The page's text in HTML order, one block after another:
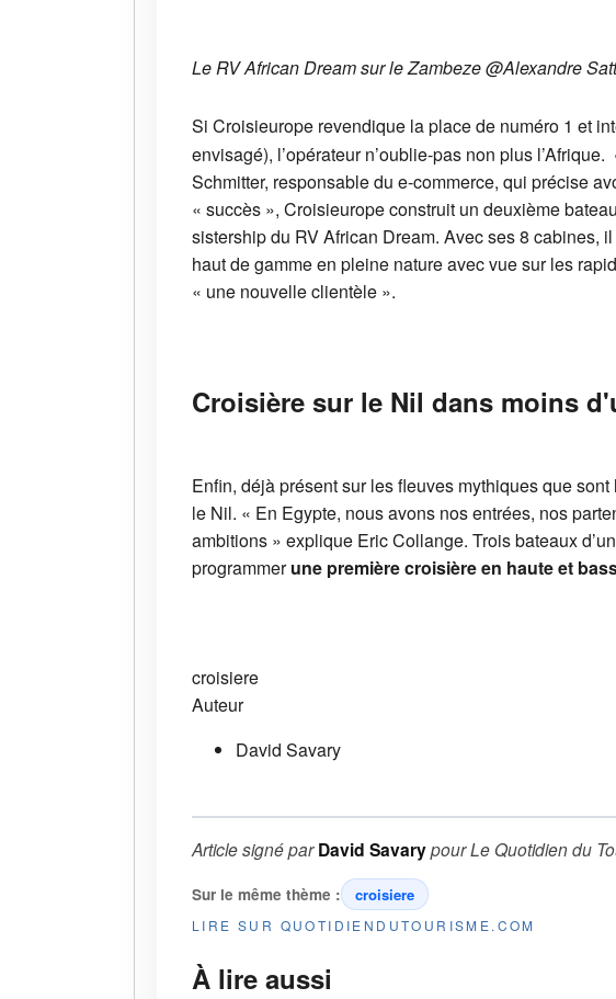
Le RV African Dream sur le Zambeze @Alexandre
Si Croisieurope revendique la place de numéro 1 et
envisagé), l’opérateur n’oublie-pas non plus l’Afrique.
Schmitter, responsable du e-commerce, qui précise
« succès », Croisieurope construit un deuxième
sistership du RV African Dream. Avec ses 8 cabines,
haut de gamme en pleine nature avec vue sur les
« une nouvelle clientèle ».
Croisière sur le Nil dans moins
Enfin, déjà présent sur les fleuves mythiques que
le Nil. « En Egypte, nous avons nos entrées, nos
ambitions » explique Eric Collange. Trois bateaux
programmerune première croisière en haute et
croisiere
Auteur
David Savary
Article signé parDavid SavarypourLe Quotidien du
Sur le même thème : croisiere
LIRE SUR QUOTIDIENDUTOURISME.COM
À lire aussi